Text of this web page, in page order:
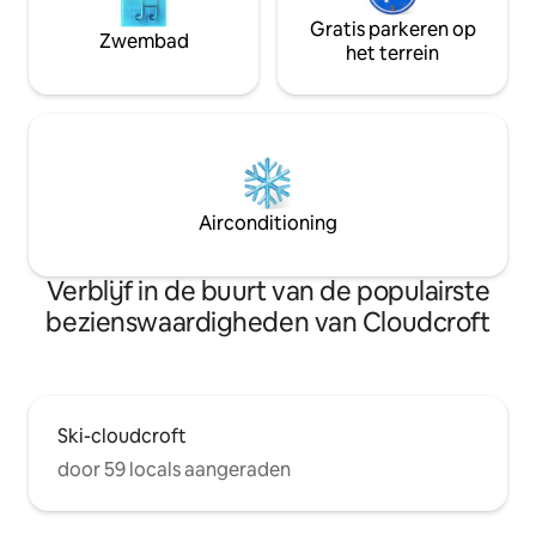
Zwembad
Gratis parkeren op
het terrein
Airconditioning
Verblijf in de buurt van de populairste
bezienswaardigheden van Cloudcroft
Ski-cloudcroft
door 59 locals aangeraden